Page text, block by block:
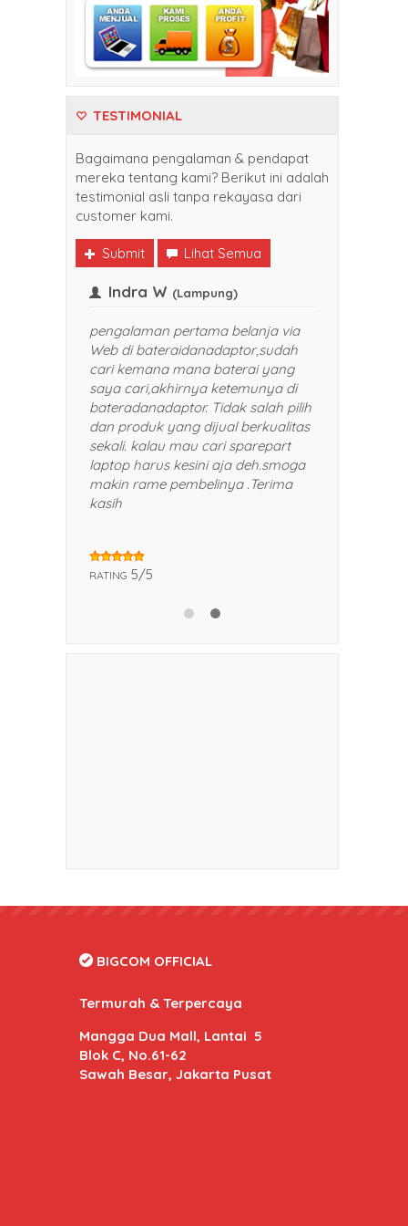
TESTIMONIAL
Bagaimana pengalaman & pendapat
mereka tentang kami? Berikut ini adalah
testimonial asli tanpa rekayasa dari
customer kami.
Submit Lihat Semua
Harganya
pelayanan yang
banget. Sukses selalu
rekomendasikan
dan kerabat saya.
Indra W
pengalaman pertama belanja via
Web di bateraidanadaptor,sudah
cari kemana mana baterai yang
saya cari,akhirnya ketemunya di
bateradanadaptor. Tidak salah pilih
dan produk yang dijual berkualitas
sekali. kalau mau cari sparepart
laptop harus kesini aja deh.smoga
makin rame pembelinya .Terima
Mangga Dua Mall, Lantai 5
Blok C, No.61-62
Sawah Besar, Jakarta Pusat